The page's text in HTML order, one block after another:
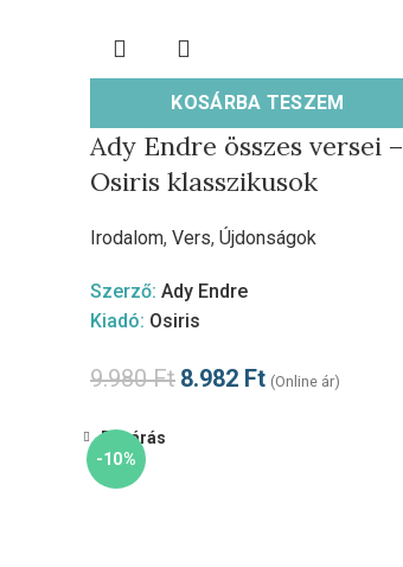
KOSÁRBA TESZEM
Ady Endre összes versei –
Osiris klasszikusok
Irodalom, Vers, Újdonságok
Szerző: Ady Endre
Kiadó: Osiris
9.980Ft 8.982 Ft (Online ár)
-10%
Bezárás